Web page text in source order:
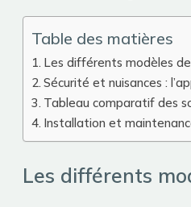
Table des matières
Les différents modèles
Sécurité et nuisances :
Tableau comparatif des
Installation et
Les différents